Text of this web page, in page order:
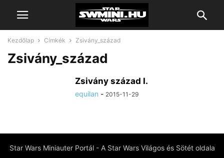
Kezdőlap Címkék Zsivány_század
Zsivány_század
Zsivány század I.
equilan - 2015-11-29
Star Wars Miniauter Portál - A Star Wars Világos és Sötét oldala